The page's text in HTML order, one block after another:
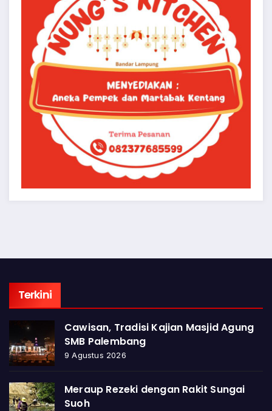
Terkini
Cawisan, Tradisi Kajian Masjid Agung
SMB Palembang
9 Agustus 2026
Meraup Rezeki dengan Rakit Sungai
Suoh